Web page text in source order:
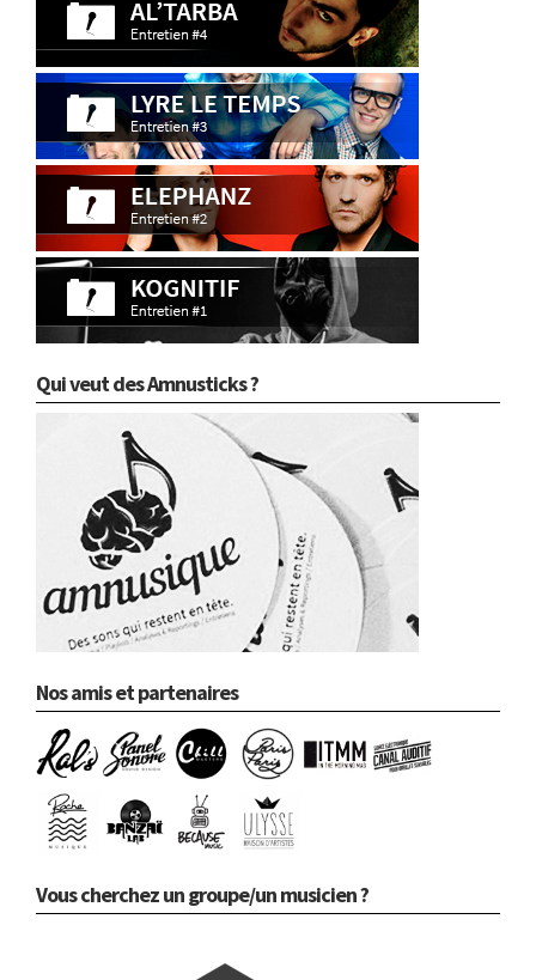
Qui veut des Amnusticks ?
Nos amis et partenaires
Vous cherchez un groupe/un musicien ?